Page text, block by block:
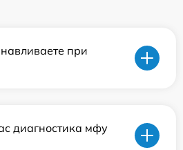
при
диагностика мфу